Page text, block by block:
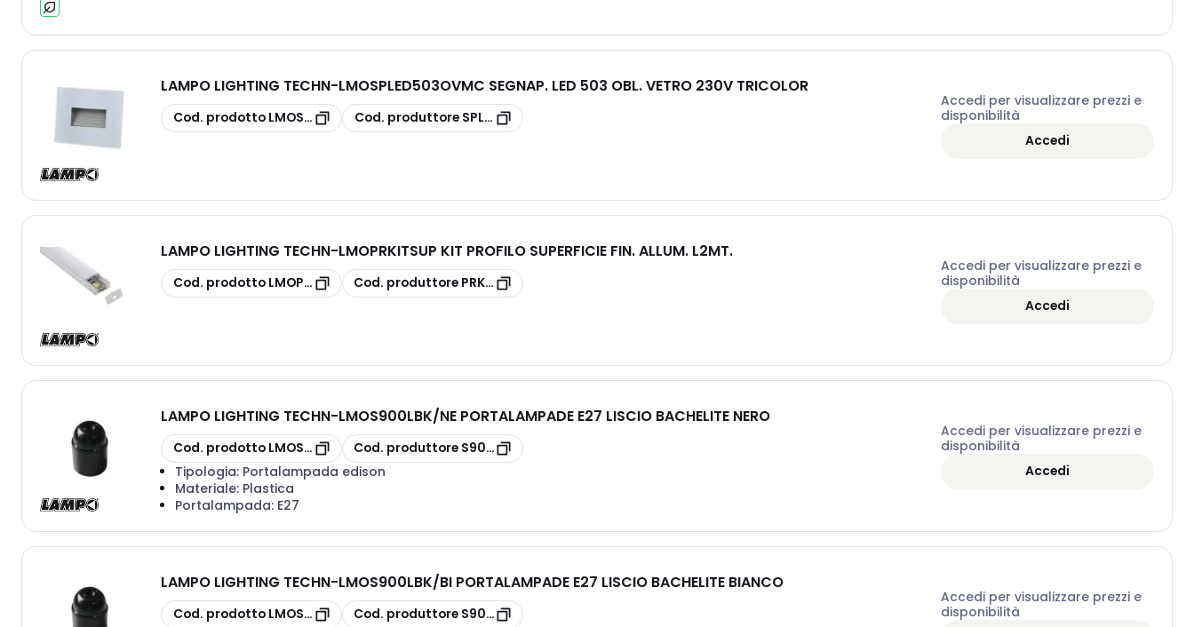
LAMPO LIGHTING TECHN-LMOSPLED503OVMC SEGNAP. LED 503 OBL. VETRO 230V TRICOLOR
copia
Cod. prodotto LMOSPLED503OVMC
copia
Cod. produttore SPLED503OVMC
Accedi per visualizzare prezzi e
disponibilità
Accedi
LAMPO LIGHTING TECHN-LMOPRKITSUP KIT PROFILO SUPERFICIE FIN. ALLUM. L2MT.
copia
Cod. prodotto LMOPRKITSUPcopia
Cod. produttore PRKITSUP
Accedi per visualizzare prezzi e
disponibilità
Accedi
LAMPO LIGHTING TECHN-LMOS900LBK/NE PORTALAMPADE E27 LISCIO BACHELITE NERO
copia
Cod. prodotto LMOS900LBK/NE
copia
Cod. produttore S900LBK/NE
Tipologia: Portalampada edison
Materiale: Plastica
Portalampada: E27
Accedi per visualizzare prezzi e
disponibilità
Accedi
LAMPO LIGHTING TECHN-LMOS900LBK/BI PORTALAMPADE E27 LISCIO BACHELITE BIANCO
copia
Cod. prodotto LMOS900LBK/BI
copia
Cod. produttore S900LBK/BI
Accedi per visualizzare prezzi e
disponibilità